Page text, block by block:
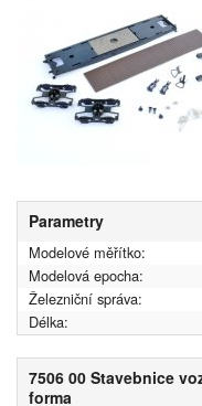
Parametry
Modelové měřítko:
Modelová epocha:
Železniční správa:
Délka:
7506 00 Stavebnice
forma